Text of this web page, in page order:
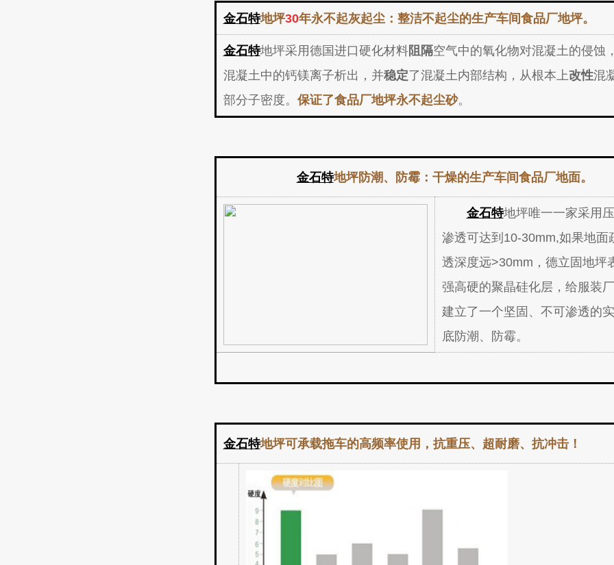
金石特地坪30年永不起灰起尘：整洁不起尘的生产车间食品厂地坪。
金石特地坪采用德国进口硬化材料阻隔空气中的氧化物对混凝土的侵蚀，
混凝土中的钙镁离子析出，并稳定了混凝土内部结构，从根本上改性混
部分子密度。 保证了食品厂地坪永不起尘砂。
金石特地坪防潮、防霉：干燥的生产车间食品厂地面。
金石特地坪唯一一家采用
渗透可达到10-30mm,如果地面
透深度远>30mm，德立固地坪
强高硬的聚晶硅化层，给服装
建立了一个坚固、不可渗透的
底防潮、防霉。
金石特地坪可承载拖车的高频率使用，抗重压、超耐磨、抗冲击！